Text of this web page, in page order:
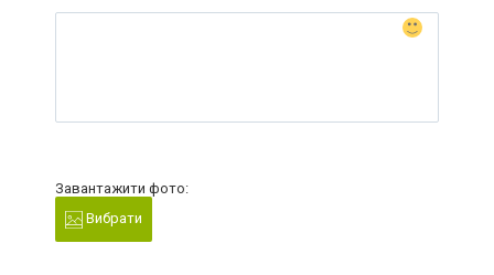
Завантажити фото:
Вибрати